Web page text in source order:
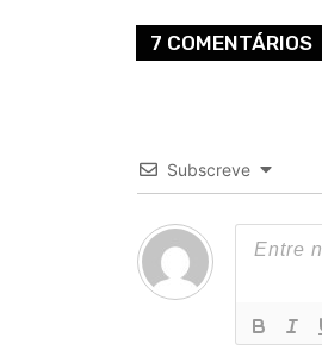
7 COMENTÁRIOS
Subscreve